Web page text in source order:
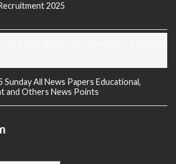
2025
Sunday All News Papers Educational,
and Others News Points